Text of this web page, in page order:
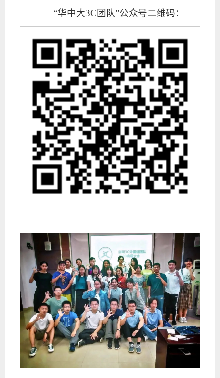
“华中大3C团队”公众号二维码：